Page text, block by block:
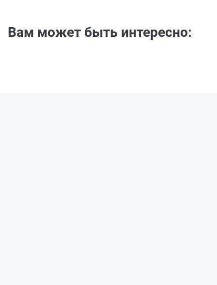
Вам может быть интересно: